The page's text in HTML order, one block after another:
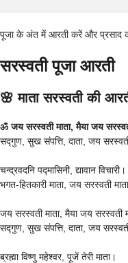
पूजा के अंत में आरती करें और प्रसाद
सरस्वती पूजा आरती
🌸 माता सरस्वती की
ॐ जय सरस्वती माता, मैया जय
सद्गुण, सुख संपत्ति, दाता, जय
चन्द्रवदनि पद्मासिनी, द्यावान विचारी।
भगत-हितकारी माता, जय सरस्वती
जय सरस्वती माता, मैया जय सरस्वती
सद्गुण, सुख संपत्ति, दाता, जय
ब्रह्मा विष्णु महेश्वर, पूजें तेरी माता।